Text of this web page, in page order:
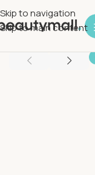
Skip to navigation
Skip to main content